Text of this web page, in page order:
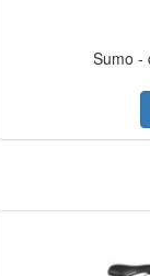
Sumo -